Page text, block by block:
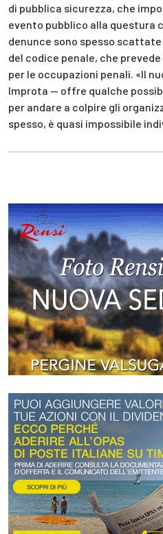
di pubblica sicurezza, che
evento pubblico alla questura
denunce sono spesso
del codice penale, che
per le occupazioni penali. «Il
Improta — offre qualche
per andare a colpire gli
spesso, è quasi impossibile